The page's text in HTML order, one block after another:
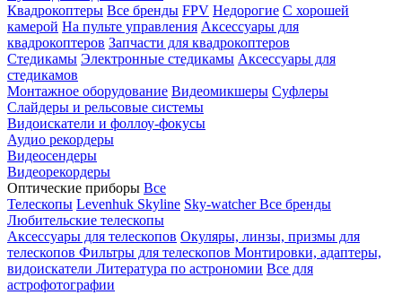
Квадрокоптеры Все бренды FPV Недорогие С хорошей
камерой На пульте управления Аксессуары для
квадрокоптеров Запчасти для квадрокоптеров
Стедикамы Электронные стедикамы Аксессуары для
стедикамов
Монтажное оборудование Видеомикшеры Суфлеры
Слайдеры и рельсовые системы
Видоискатели и фоллоу-фокусы
Аудио рекордеры
Видеосендеры
Видеорекордеры
Оптические приборы Все
Телескопы Levenhuk Skyline Sky-watcherВсе бренды
Любительские телескопы
Аксессуары для телескопов Окуляры, линзы, призмы для
телескопов Фильтры для телескопов Монтировки, адаптеры,
видоискатели Литература по астрономии Все для
астрофотографии